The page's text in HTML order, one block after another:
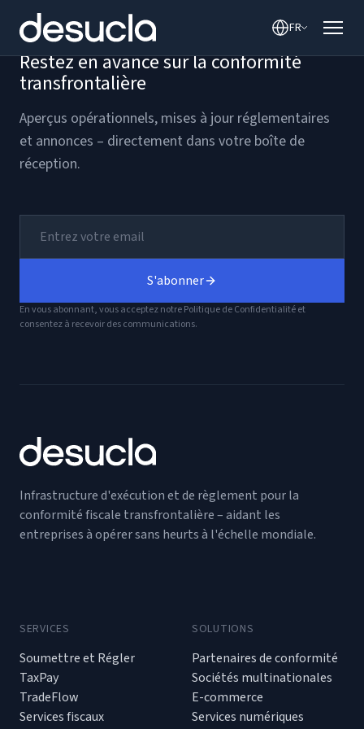
contenu
FR
Restez en avance sur la conformité
transfrontalière
Aperçus opérationnels, mises à jour réglementaires
et annonces – directement dans votre boîte de
réception.
S'abonner
En vous abonnant, vous acceptez notre Politique de Confidentialité et
consentez à recevoir des communications.
Infrastructure d'exécution et de règlement pour la
conformité fiscale transfrontalière – aidant les
entreprises à opérer sans heurts à l'échelle mondiale.
SERVICES
Soumettre et Régler
TaxPay
TradeFlow
Services fiscaux
SOLUTIONS
Partenaires de conformité
Sociétés multinationales
E-commerce
Services numériques